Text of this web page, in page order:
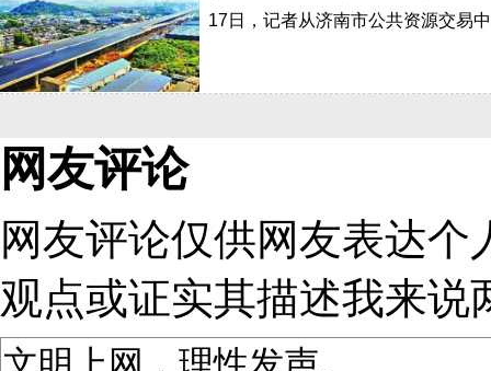
17日，记者从济南市公共资源交易
网友评论
网友评论仅供网友表达
观点或证实其描述我来说